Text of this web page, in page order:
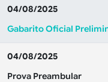
04/08/2025
Gabarito Oficial
04/08/2025
Prova Preambular